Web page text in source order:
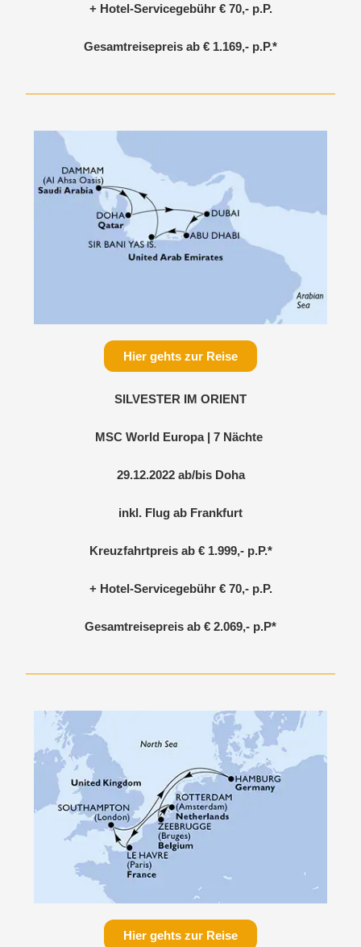
+ Hotel-Servicegebühr € 70,- p.P.
Gesamtreisepreis ab € 1.169,- p.P.*
Hier gehts zur Reise
SILVESTER IM ORIENT
MSC World Europa | 7 Nächte
29.12.2022 ab/bis Doha
inkl. Flug ab Frankfurt
Kreuzfahrtpreis ab € 1.999,- p.P.*
+ Hotel-Servicegebühr € 70,- p.P.
Gesamtreisepreis ab € 2.069,- p.P*
Hier gehts zur Reise